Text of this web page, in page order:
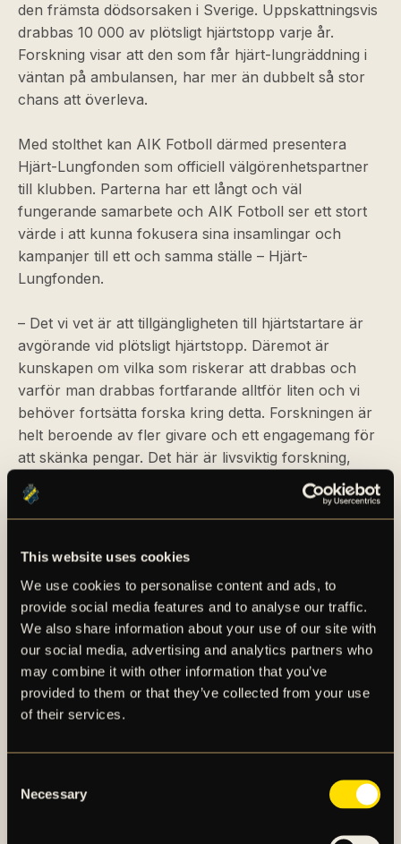
This website uses cookies
We use cookies to personalise content and ads, to
provide social media features and to analyse our traffic.
We also share information about your use of our site with
our social media, advertising and analytics partners who
may combine it with other information that you’ve
provided to them or that they’ve collected from your use
of their services.
Selection
Necessary
den främsta dödsorsaken i Sverige. Uppskattningsvis
drabbas 10 000 av plötsligt hjärtstopp varje år.
Forskning visar att den som får hjärt-lungräddning i
väntan på ambulansen, har mer än dubbelt så stor
chans att överleva.
Med stolthet kan AIK Fotboll därmed presentera
Hjärt-Lungfonden som officiell välgörenhetspartner
till klubben. Parterna har ett långt och väl
fungerande samarbete och AIK Fotboll ser ett stort
värde i att kunna fokusera sina insamlingar och
kampanjer till ett och samma ställe – Hjärt-
Lungfonden.
– Det vi vet är att tillgängligheten till hjärtstartare är
avgörande vid plötsligt hjärtstopp. Däremot är
kunskapen om vilka som riskerar att drabbas och
varför man drabbas fortfarande alltför liten och vi
behöver fortsätta forska kring detta. Forskningen är
helt beroende av fler givare och ett engagemang för
att skänka pengar. Det här är livsviktig forskning,
säger Kristina Sparreljung, generalsekreterare för
Hjärt-Lungfonden.
– Först och främst vill jag bara ta tillfället i akt och
fantastiska samarbete ännu mer. Idén med att
formalisera vårt samarbete bygger mycket på att det
blir lättare för oss som klubb att fokusera våra
insamlingar och kampanjer till ett och samma ställe.
Hjärt-Lungfonden betyder mycket för oss med den
historia vi har tillsammans så det känns helt rätt,
Söderberg.